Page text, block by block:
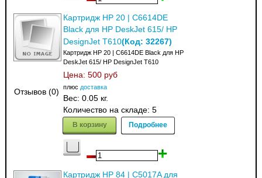
Отзывов (0)
Картридж HP 20 | C6614DE
Black для HP DeskJet 615/ HP
DesignJet T610(Код:32267)
Картридж HP 20 | C6614DE Black для HP
DeskJet 615/ HP DesignJet T610
Цена:500 руб
плюс доставка
Вес:0.05 кг.
Количество на складе:5
В корзину Подробнее
Картридж HP 84 | C5017A для